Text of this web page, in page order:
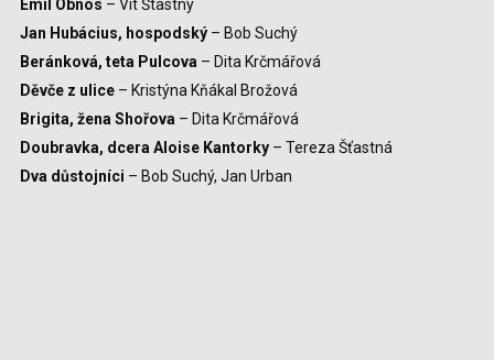
Emil Obnos – Vít Štastný
Jan Hubácius, hospodský– Bob Suchý
Beránková, teta Pulcova – Dita Krčmářová
Děvče z ulice– Kristýna Kňákal Brožová
Brigita, žena Shořova – Dita Krčmářová
Doubravka, dcera Aloise Kantorky– Tereza Šťastná
Dva důstojníci – Bob Suchý, Jan Urban